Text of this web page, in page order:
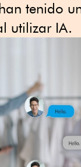
tenido
utilizar IA.